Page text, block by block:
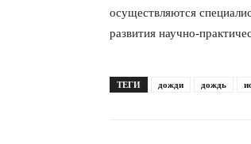
осуществляются
развития научно-
ТЕГИ дожди дождь